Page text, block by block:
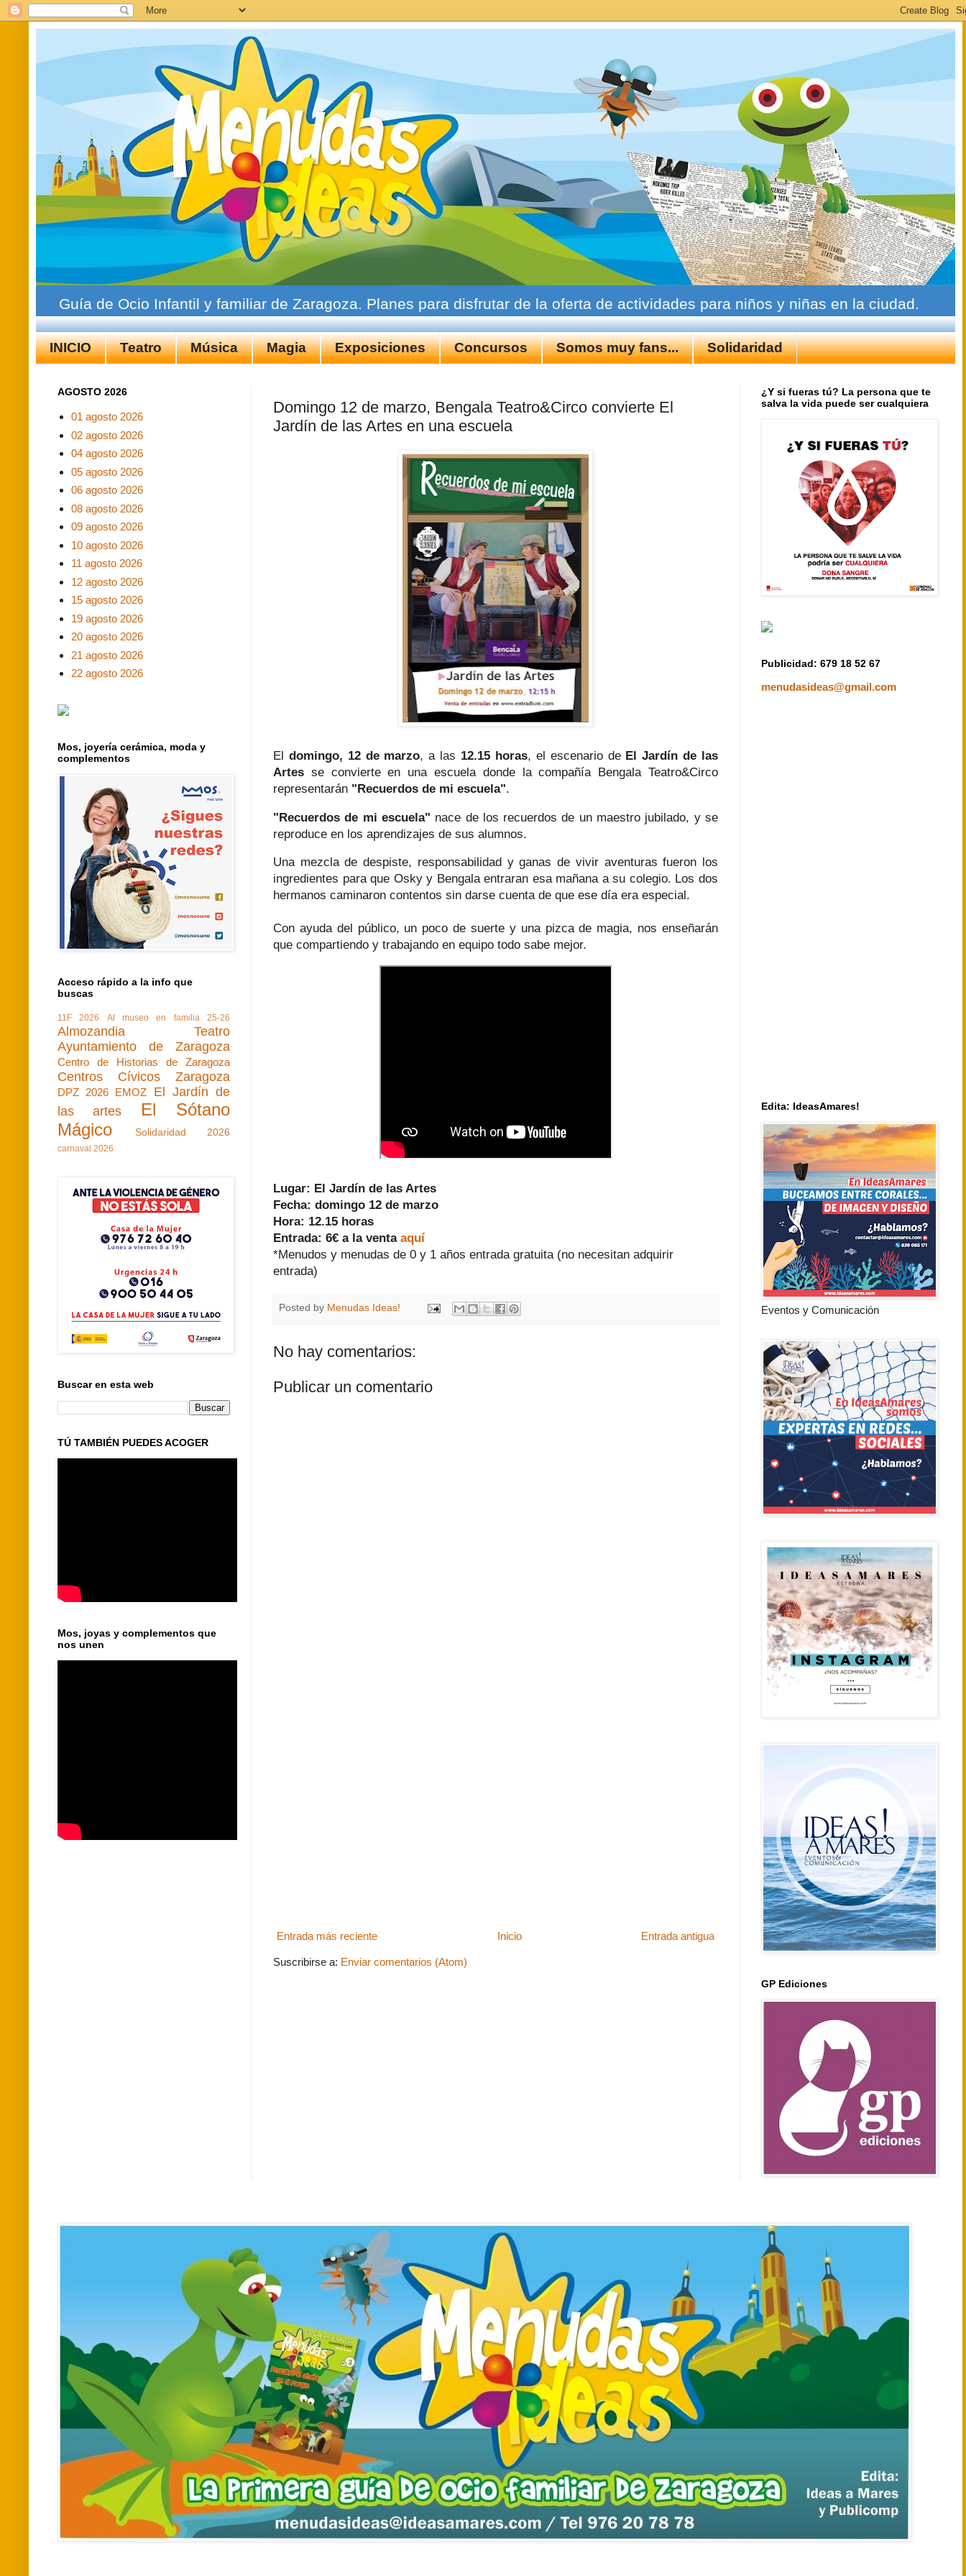
Guía de Ocio Infantil y familiar de Zaragoza. Planes para disfrutar de la oferta de actividades para niños y niñas en la ciudad.
INICIO Teatro Música Magia Exposiciones Concursos Somos muy fans... Solidaridad
Domingo 12 de marzo, Bengala Teatro&Circo convierte El
Jardín de las Artes en una escuela
El domingo, 12 de marzo, a las 12.15 horas, el escenario de El Jardín de las
Artes se convierte en una escuela donde la compañía Bengala Teatro&Circo
representarán "Recuerdos de mi escuela".
"Recuerdos de mi escuela" nace de los recuerdos de un maestro jubilado, y se
reproduce en los aprendizajes de sus alumnos.
Una mezcla de despiste, responsabilidad y ganas de vivir aventuras fueron los
ingredientes para que Osky y Bengala entraran esa mañana a su colegio. Los dos
hermanos caminaron contentos sin darse cuenta de que ese día era especial.
Con ayuda del público, un poco de suerte y una pizca de magia, nos enseñarán
que compartiendo y trabajando en equipo todo sabe mejor.
Lugar: El Jardín de las Artes
Fecha: domingo 12 de marzo
Hora: 12.15 horas
Entrada: 6€ a la venta aquí
*Menudos y menudas de 0 y 1 años entrada gratuita (no necesitan adquirir
entrada)
Posted by Menudas Ideas!
No hay comentarios:
Publicar un comentario
Entrada más reciente Entrada antigua
Inicio
Suscribirse a: Enviar comentarios (Atom)
AGOSTO 2026
01 agosto 2026
02 agosto 2026
04 agosto 2026
05 agosto 2026
06 agosto 2026
08 agosto 2026
09 agosto 2026
10 agosto 2026
11 agosto 2026
12 agosto 2026
15 agosto 2026
19 agosto 2026
20 agosto 2026
21 agosto 2026
22 agosto 2026
Mos, joyería cerámica, moda y
complementos
Acceso rápido a la info que
buscas
11F 2026 Al museo en familia 25-26
Almozandia Teatro
Ayuntamiento de Zaragoza
Centro de Historias de Zaragoza
Centros Cívicos Zaragoza
DPZ 2026 EMOZ
El Jardín de
las artes
El Sótano
Mágico
Solidaridad 2026
carnaval 2026
Buscar en esta web
TÚ TAMBIÉN PUEDES ACOGER
Mos, joyas y complementos que
nos unen
¿Y si fueras tú? La persona que te
salva la vida puede ser cualquiera
Publicidad: 679 18 52 67
menudasideas@gmail.com
Edita: IdeasAmares!
Eventos y Comunicación
GP Ediciones